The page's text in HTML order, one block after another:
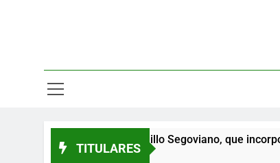
TITULARES
Cochinillo Segoviano, que incorpora a Andreea Milies